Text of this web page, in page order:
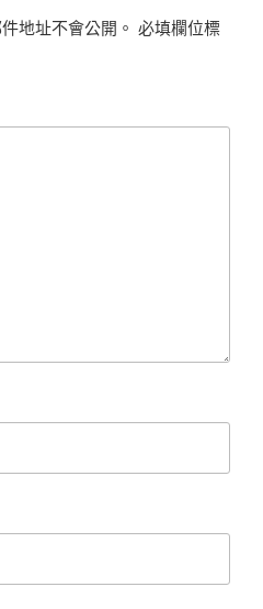
地址不會公開。 必填欄位標